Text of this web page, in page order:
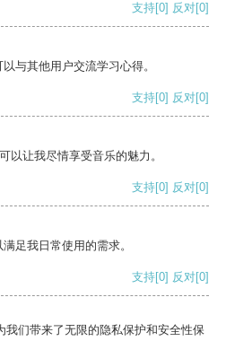
支持[0] 反对[0]
与其他用户交流学习心得。
支持[0] 反对[0]
以让我尽情享受音乐的魅力。
支持[0] 反对[0]
足我日常使用的需求。
支持[0] 反对[0]
们带来了无限的隐私保护和安全性保